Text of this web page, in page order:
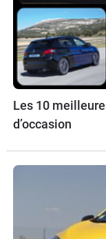
Les 10
d’occasion